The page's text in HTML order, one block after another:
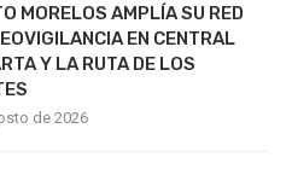
MORELOS AMPLÍA SU RED
EN CENTRAL
Y LA RUTA DE LOS
de 2026